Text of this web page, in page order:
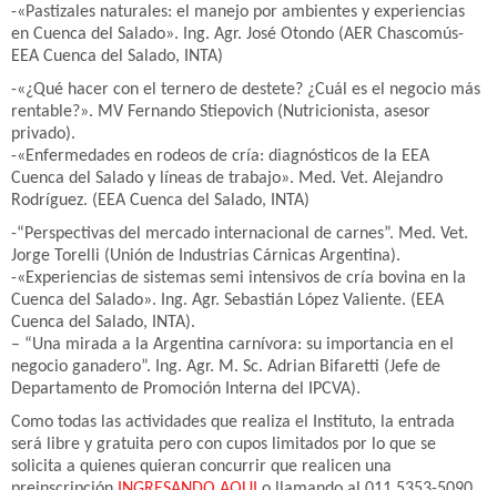
-«Pastizales naturales: el manejo por ambientes y experiencias
en Cuenca del Salado». Ing. Agr. José Otondo (AER Chascomús-
EEA Cuenca del Salado, INTA)
-«¿Qué hacer con el ternero de destete? ¿Cuál es el negocio más
rentable?». MV Fernando Stiepovich (Nutricionista, asesor
privado).
-«Enfermedades en rodeos de cría: diagnósticos de la EEA
Cuenca del Salado y líneas de trabajo». Med. Vet. Alejandro
Rodríguez. (EEA Cuenca del Salado, INTA)
-“Perspectivas del mercado internacional de carnes”. Med. Vet.
Jorge Torelli (Unión de Industrias Cárnicas Argentina).
-«Experiencias de sistemas semi intensivos de cría bovina en la
Cuenca del Salado». Ing. Agr. Sebastián López Valiente. (EEA
Cuenca del Salado, INTA).
– “Una mirada a la Argentina carnívora: su importancia en el
negocio ganadero”. Ing. Agr. M. Sc. Adrian Bifaretti (Jefe de
Departamento de Promoción Interna del IPCVA).
Como todas las actividades que realiza el Instituto, la entrada
será libre y gratuita pero con cupos limitados por lo que se
solicita a quienes quieran concurrir que realicen una